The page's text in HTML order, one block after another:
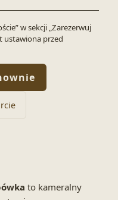
w sekcji „Zarezerwuj
ustawiona przed
to kameralny